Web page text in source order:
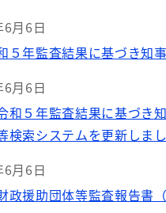
月6日
５年監査結果に基づき知
月6日
令和５年監査結果に基づ
検索システムを更新しまし
月6日
財政援助団体等監査報告書